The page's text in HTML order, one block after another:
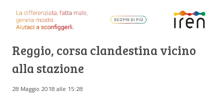
Reggio, corsa clandestina vicino
alla stazione
28 Maggio 2018 alle 15:28